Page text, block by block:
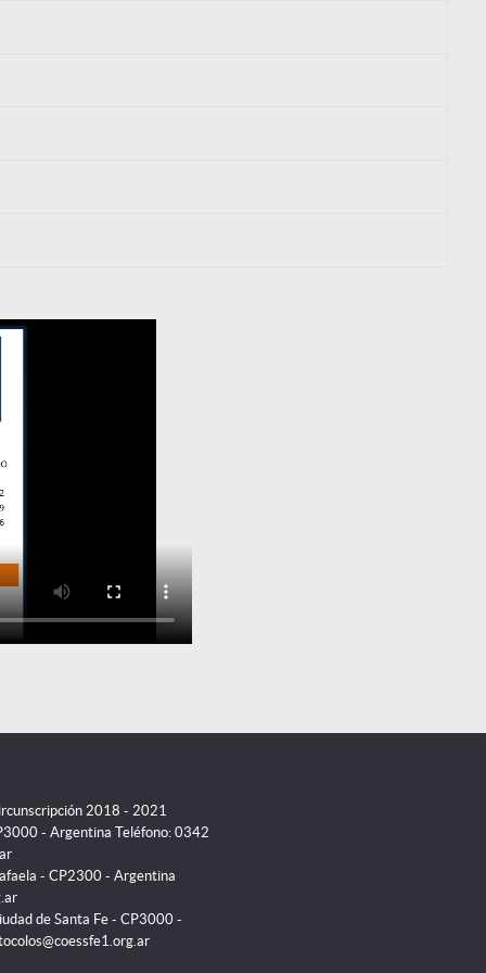
2018 - 2021
- Argentina Teléfono: 0342
- CP2300 - Argentina
de Santa Fe - CP3000 -